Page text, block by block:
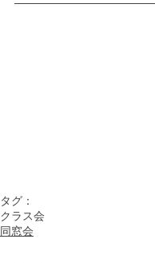
タグ：
クラス会
同窓会